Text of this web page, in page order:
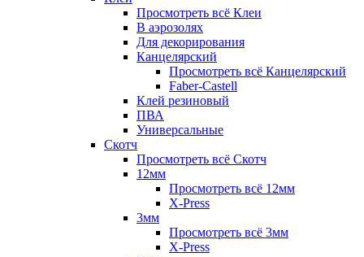
Просмотреть всё Клеи
В аэрозолях
Для декорирования
Канцелярский
Просмотреть всё Канцелярский
Faber-Castell
Клей резиновый
ПВА
Универсальные
Скотч
Просмотреть всё Скотч
12мм
Просмотреть всё 12мм
X-Press
3мм
Просмотреть всё 3мм
X-Press